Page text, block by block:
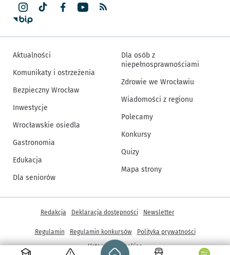
Strona główna - wroclaw.pl
Aktualności
Komunikaty i ostrzeżenia
Bezpieczny Wrocław
Inwestycje
Wrocławskie osiedla
Gastronomia
Edukacja
Dla seniorów
Dla osób z
niepełnosprawnościami
Zdrowie we Wrocławiu
Wiadomości z regionu
Polecamy
Konkursy
Quizy
Mapa strony
Inne informacje
Redakcja Deklaracja dostępności Newsletter
Regulamin Regulamin konkursów
Polityka prywatności
Ustawienia cookies